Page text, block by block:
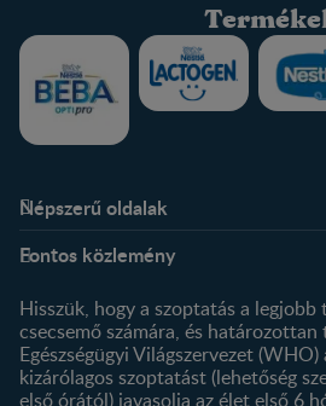
Népszerű oldalak
Kapcsolat
Történetünk
Profilom
Termékeink
Termék kereső
Fontos közlemény
Hisszük, hogy a szoptatás a legjobb
csecsemő számára, és
Egészségügyi Világszervezet
kizárólagos szoptatást (lehetőség
első órától) javasolja az élet első 6